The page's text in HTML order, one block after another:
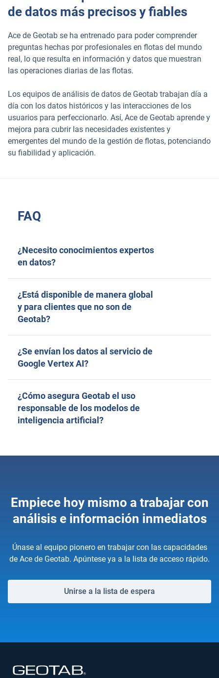
de datos más precisos y fiables
Ace de Geotab se ha entrenado para poder comprender
preguntas hechas por profesionales en flotas del mundo
real, lo que resulta en información y datos que muestran
las operaciones diarias de las flotas.
Los equipos de análisis de datos de Geotab trabajan día a
día con los datos históricos y las interacciones de los
usuarios para perfeccionarlo. Así, Ace de Geotab aprende y
mejora para cubrir las necesidades existentes y
emergentes del mundo de la gestión de flotas, potenciando
su fiabilidad y aplicación.
FAQ
¿Necesito conocimientos expertos
en datos?
¿Está disponible de manera global
y para clientes que no son de
Geotab?
¿Se envían los datos al servicio de
Google Vertex AI?
¿Cómo asegura Geotab el uso
responsable de los modelos de
inteligencia artificial?
Empiece hoy mismo a trabajar con
análisis e información inmediatos
Únase al equipo pionero en trabajar con las capacidades
de Ace de Geotab. Apúntese ya a la lista de acceso rápido.
Unirse a la lista de espera